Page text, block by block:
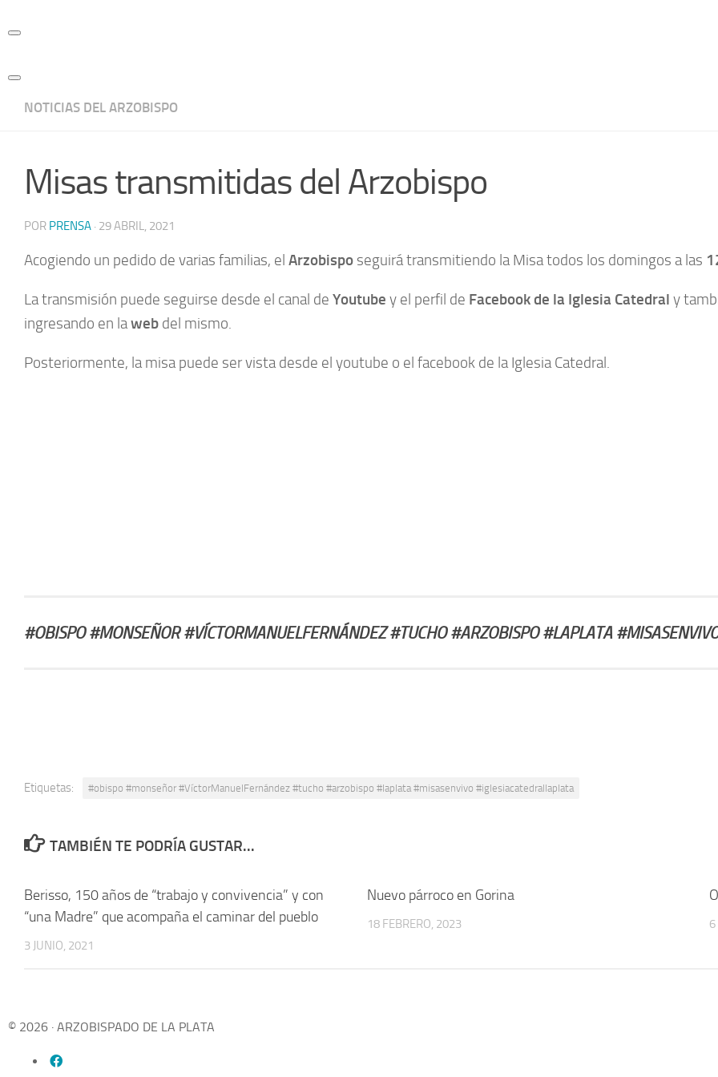
to
NOTICIAS DEL ARZOBISPO
Misas transmitidas del Arzobispo
POR PRENSA · 29 ABRIL, 2021
Acogiendo un pedido de varias familias, el Arzobispo seguirá transmitiendo la Misa todos los domingos a las
La transmisión puede seguirse desde el canal de Youtube y el perfil de Facebook de la Iglesia Catedral y
ingresando en laweb del mismo.
Posteriormente, la misa puede ser vista desde el youtube o el facebook de la Iglesia Catedral.
#OBISPO #MONSEÑOR #VÍCTORMANUELFERNÁNDEZ #TUCHO #ARZOBISPO #LAPLATA
Etiquetas: #obispo #monseñor #VíctorManuelFernández #tucho #arzobispo #laplata #misasenvivo #iglesiacatedrallaplata
TAMBIÉN TE PODRÍA GUSTAR...
Berisso, 150 años de “trabajo y convivencia” y con
“una Madre” que acompaña el caminar del pueblo
3 JUNIO, 2021
Nuevo párroco en Gorina
18 FEBRERO, 2023
© 2026 · ARZOBISPADO DE LA PLATA